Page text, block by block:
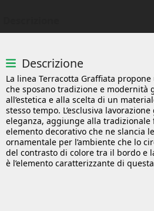
Descrizione
La linea Terracotta Graffiata
che sposano tradizione e modernità
all’estetica e alla scelta di un
stesso tempo. L’esclusiva
eleganza, aggiunge alla tradizionale
elemento decorativo che ne slancia
ornamentale per l’ambiente che lo
del contrasto di colore tra il bordo e
è l’elemento caratterizzante di